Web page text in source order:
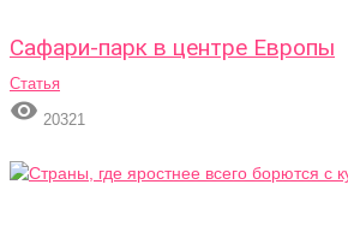
Сафари-парк в центре Европы
Статья
 20321